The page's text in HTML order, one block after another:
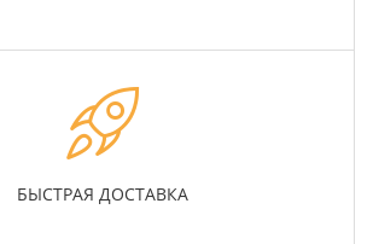
БЫСТРАЯ ДОСТАВКА